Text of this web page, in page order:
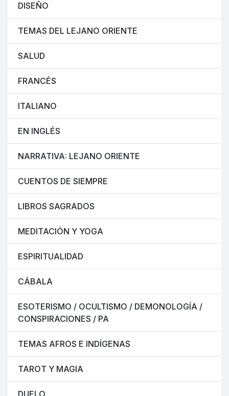
DISEÑO
TEMAS DEL LEJANO ORIENTE
SALUD
FRANCÉS
ITALIANO
EN INGLÉS
NARRATIVA: LEJANO ORIENTE
CUENTOS DE SIEMPRE
LIBROS SAGRADOS
MEDITACIÓN Y YOGA
ESPIRITUALIDAD
CÁBALA
ESOTERISMO / OCULTISMO / DEMONOLOGÍA /
CONSPIRACIONES / PA
TEMAS AFROS E INDÍGENAS
TAROT Y MAGIA